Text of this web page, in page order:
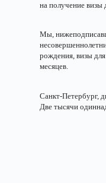
на получение визы
Мы,
рождения, визы
месяцев.
Санкт-Петербург,
Две тысячи